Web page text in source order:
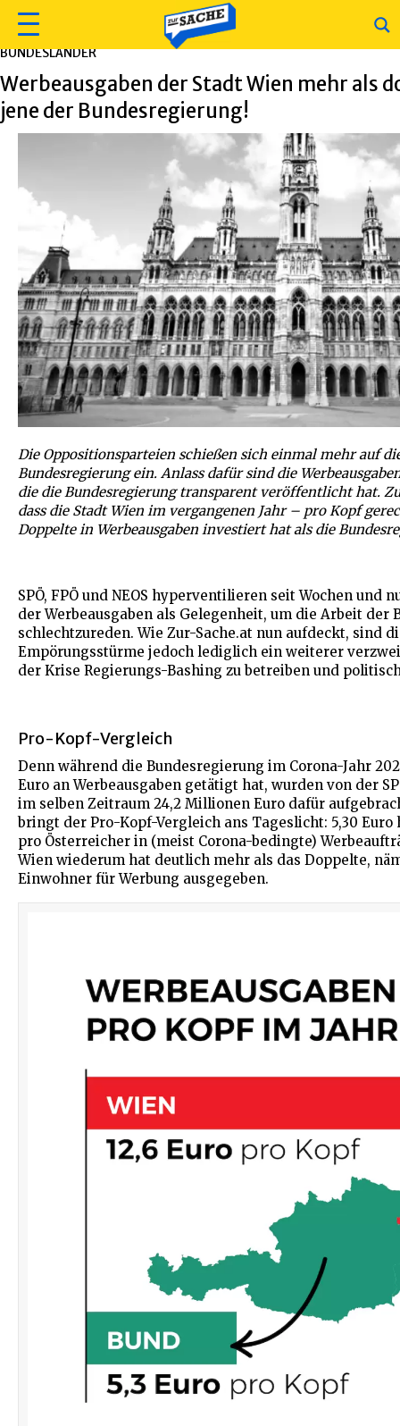
BUNDESLÄNDER
Werbeausgaben der Stadt Wien mehr als
jene der Bundesregierung!
Die Oppositionsparteien schießen sich einmal mehr auf
Bundesregierung ein. Anlass dafür sind die
die die Bundesregierung transparent veröffentlicht hat.
dass die Stadt Wien im vergangenen Jahr – pro Kopf
Doppelte in Werbeausgaben investiert hat als die
SPÖ, FPÖ und NEOS hyperventilieren seit Wochen und
der Werbeausgaben als Gelegenheit, um die Arbeit der
schlechtzureden. Wie Zur-Sache.at nun aufdeckt, sind
Empörungsstürme jedoch lediglich ein weiterer
der Krise Regierungs-Bashing zu betreiben und
Pro-Kopf-Vergleich
Denn während die Bundesregierung im Corona-Jahr
Euro an Werbeausgaben getätigt hat, wurden von der
im selben Zeitraum 24,2 Millionen Euro dafür
bringt der Pro-Kopf-Vergleich ans Tageslicht: 5,30
pro Österreicher in (meist Corona-bedingte)
Wien wiederum hat deutlich mehr als das Doppelte,
Einwohner für Werbung ausgegeben.